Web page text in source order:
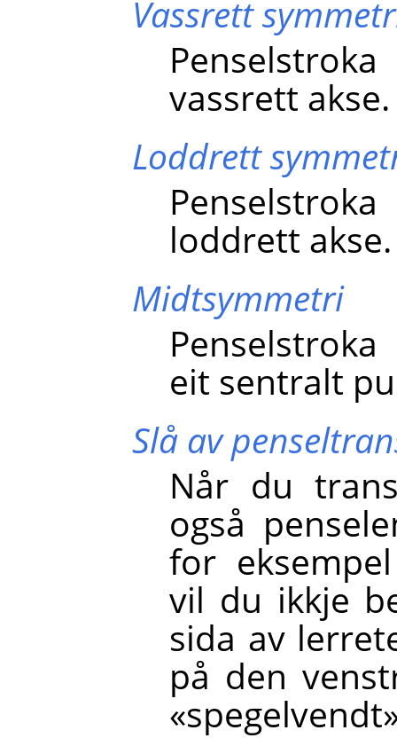
Vassrett
vassrett akse.
Loddrett
loddrett akse.
Midtsymmetri
eit sentralt
Slå av
Når du
også
for
vil du ikkje
sida av
på den